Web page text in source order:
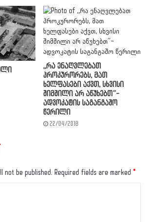
,,რა ენაღვლებათ
პროკურორებს, მათ
ხელფასები აქვთ, სხვისი
შიმშილი არ აწუხებთ”-
ადვოკატის საგანგაშო
წერილი
22/04/2018
not be published. Required fields are marked *